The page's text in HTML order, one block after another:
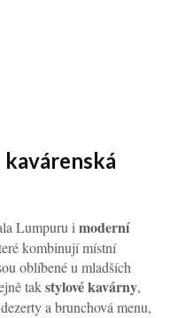
Lumpuru i moderní
kombinují místní
oblíbené u mladších
takstylové kavárny,
a brunchová menu,